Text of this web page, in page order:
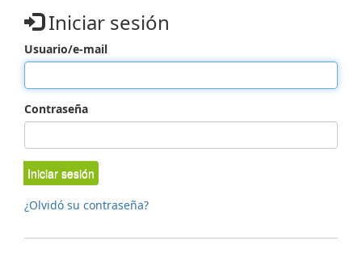
Iniciar sesión
Usuario/e-mail
Contraseña
Iniciar sesión
¿Olvidó su contraseña?